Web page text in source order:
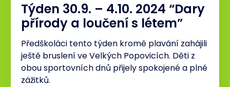
Týden 30.9. – 4.10. 2024 “Dary
přírody a loučení s létem”
Předškoláci tento týden kromě plavání zahájili
ještě bruslení ve Velkých Popovicích. Děti z
obou sportovních dnů přijely spokojené a plné
zážitků.